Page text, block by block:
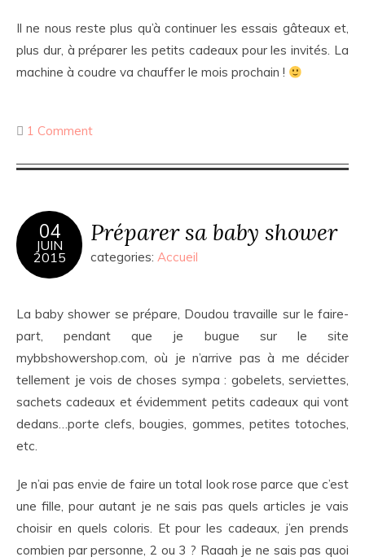
Il ne nous reste plus qu’à continuer les essais gâteaux et,
plus dur, à préparer les petits cadeaux pour les invités. La
machine à coudre va chauffer le mois prochain !
1 Comment
04
JUIN
2015
Préparer sa baby shower
categories: Accueil
La baby shower se prépare, Doudou travaille sur le faire-
part, pendant que je bugue sur le site
mybbshowershop.com, où je n’arrive pas à me décider
tellement je vois de choses sympa : gobelets, serviettes,
sachets cadeaux et évidemment petits cadeaux qui vont
dedans…porte clefs, bougies, gommes, petites totoches,
etc.
Je n’ai pas envie de faire un total look rose parce que c’est
une fille, pour autant je ne sais pas quels articles je vais
choisir en quels coloris. Et pour les cadeaux, j’en prends
combien par personne, 2 ou 3 ? Raaah je ne sais pas quoi